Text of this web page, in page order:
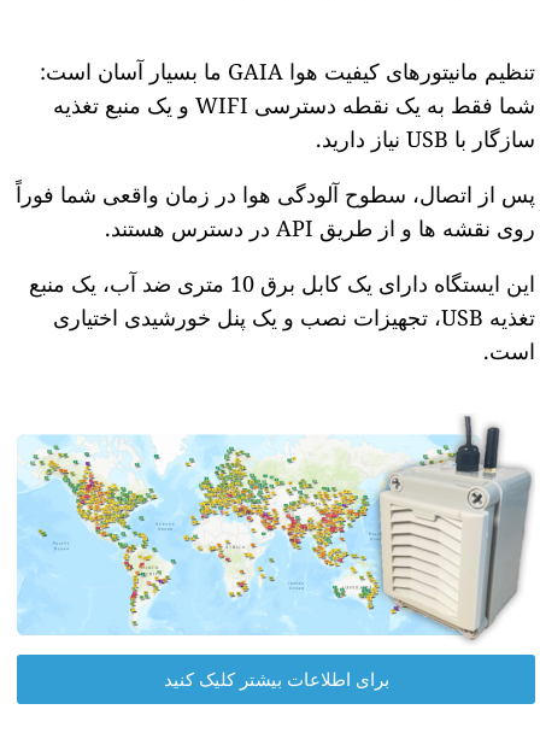
تنظیم مانیتورهای کیفیت هوا GAIA ما بسیار آسان است:
شما فقط به یک نقطه دسترسی WIFI و یک منبع تغذیه
سازگار با USB نیاز دارید.
پس از اتصال، سطوح آلودگی هوا در زمان واقعی شما فوراً
روی نقشه ها و از طریق API در دسترس هستند.
این ایستگاه دارای یک کابل برق 10 متری ضد آب، یک منبع
تغذیه USB، تجهیزات نصب و یک پنل خورشیدی اختیاری
است.
برای اطلاعات بیشتر کلیک کنید